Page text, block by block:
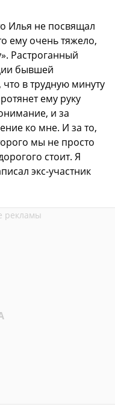
Илья не посвящал
ему очень тяжело,
Растроганный
бывшей
в трудную минуту
ему руку
и за
ко мне. И за то,
мы не просто
стоит. Я
экс-участник